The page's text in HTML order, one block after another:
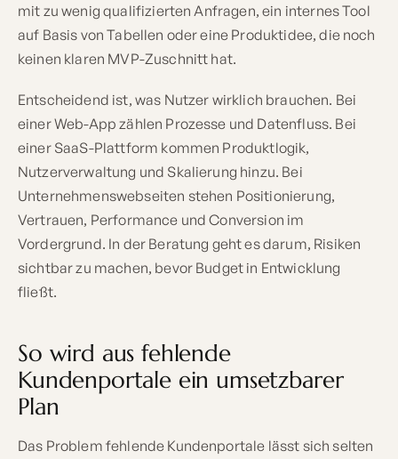
mit zu wenig qualifizierten Anfragen, ein internes Tool
auf Basis von Tabellen oder eine Produktidee, die noch
keinen klaren MVP-Zuschnitt hat.
Entscheidend ist, was Nutzer wirklich brauchen. Bei
einer Web-App zählen Prozesse und Datenfluss. Bei
einer SaaS-Plattform kommen Produktlogik,
Nutzerverwaltung und Skalierung hinzu. Bei
Unternehmenswebseiten stehen Positionierung,
Vertrauen, Performance und Conversion im
Vordergrund. In der Beratung geht es darum, Risiken
sichtbar zu machen, bevor Budget in Entwicklung
fließt.
So wird aus fehlende
Kundenportale ein umsetzbarer
Plan
Das Problem fehlende Kundenportale lässt sich selten